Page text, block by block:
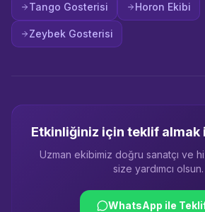
Tango Gosterisi Horon Ekibi
Zeybek Gosterisi
Etkinliğiniz için teklif almak
Uzman ekibimiz doğru sanatçı ve
size yardımcı olsun.
WhatsApp ile